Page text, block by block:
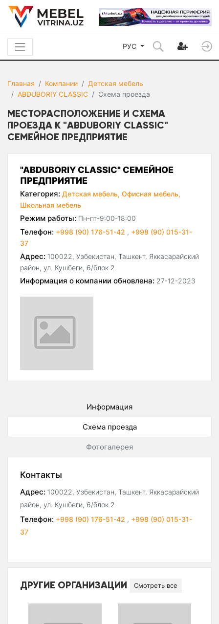
РУС
Главная Компании
Детская мебель
ABDUBORIY CLASSIC
Схема проезда
МЕСТОРАСПОЛОЖЕНИЕ И СХЕМА
ПРОЕЗДА К "ABDUBORIY CLASSIC"
СЕМЕЙНОЕ ПРЕДПРИЯТИЕ
"ABDUBORIY CLASSIC" СЕМЕЙНОЕ
ПРЕДПРИЯТИЕ
Категория: Детская мебель, Офисная мебель,
Школьная мебель
Режим работы: Пн-пт-9:00-18:00
Телефон: +998 (90) 176-51-42 , +998 (90) 015-31-
37
Адрес: 100022, Узбекистан, Ташкент, Яккасарайский
район, ул. Кушбеги, 6/блок 2
Информация о компании обновлена: 27-12-2023
Информация
Схема проезда
Фотогалерея
Контакты
Адрес: 100022, Узбекистан, Ташкент, Яккасарайский
район, ул. Кушбеги, 6/блок 2
Телефон: +998 (90) 176-51-42 , +998 (90) 015-31-
37
ДРУГИЕ ОРГАНИЗАЦИИ Смотреть все